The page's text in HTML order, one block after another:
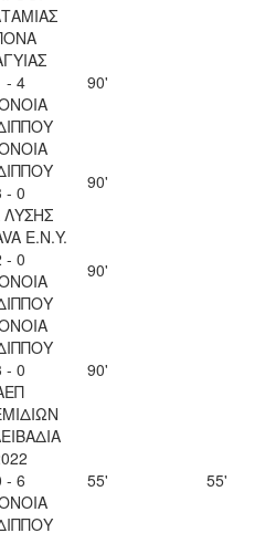
- 4
90'
- 0
ΛΥΣΗΣ
90'
Ε.Ν.Y.
- 0
90'
- 0
90'
- 6
55' 55'